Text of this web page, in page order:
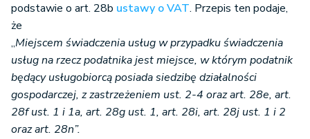
podstawie o art. 28b ustawy o VAT. Przepis ten podaje,
że
„Miejscem świadczenia usług w przypadku świadczenia
usług na rzecz podatnika jest miejsce, w którym podatnik
będący usługobiorcą posiada siedzibę działalności
gospodarczej, z zastrzeżeniem ust. 2-4 oraz art. 28e, art.
28f ust. 1 i 1a, art. 28g ust. 1, art. 28i, art. 28j ust. 1 i 2
oraz art. 28n”.